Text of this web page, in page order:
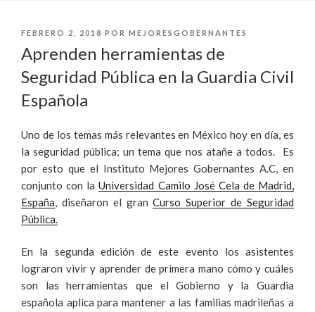
PUBLICADO
FEBRERO 2, 2018 POR MEJORESGOBERNANTES
Aprenden herramientas de
Seguridad Pública en la Guardia Civil
Española
Uno de los temas más relevantes en México hoy en día, es
la seguridad pública; un tema que nos atañe a todos. Es
por esto queel Instituto Mejores Gobernantes A.C, en
conjunto con laUniversidad Camilo José Cela de Madrid,
España, diseñaron el granCurso Superior de Seguridad
Pública.
En la segunda edición de este evento los asistentes
lograron vivir y aprender de primera mano cómo y cuáles
son las herramientas que el Gobierno y la Guardia
española aplica para mantener a las familias madrileñas a